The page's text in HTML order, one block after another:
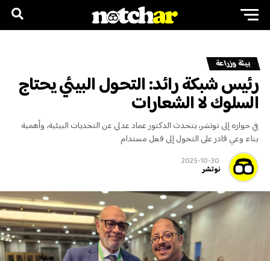
بيئة وزراعة
رئيس شبكة رائد: التحول البيئي يحتاج
السلوك لا الشعارات
في حواره إلى نوتشر، يتحدث الدكتور عماد عدلي عن التحديات البيئية، وأهمية
بناء وعي قادر على التحول إلى فعل مستدام
2025-10-30
نوتشر